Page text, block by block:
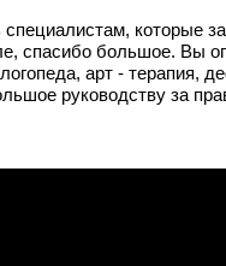
специалистам,
спасибо большое. Вы
арт - терапия,
руководству за